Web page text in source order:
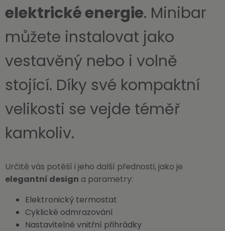
elektrické energie. Minibar
můžete instalovat jako
vestavěný nebo i volně
stojící. Díky své kompaktní
velikosti se vejde téměř
kamkoliv.
Určitě vás potěší i jeho další přednosti, jako je
elegantní design a parametry:
Elektronický termostat
Cyklické odmrazování
Nastavitelné vnitřní přihrádky